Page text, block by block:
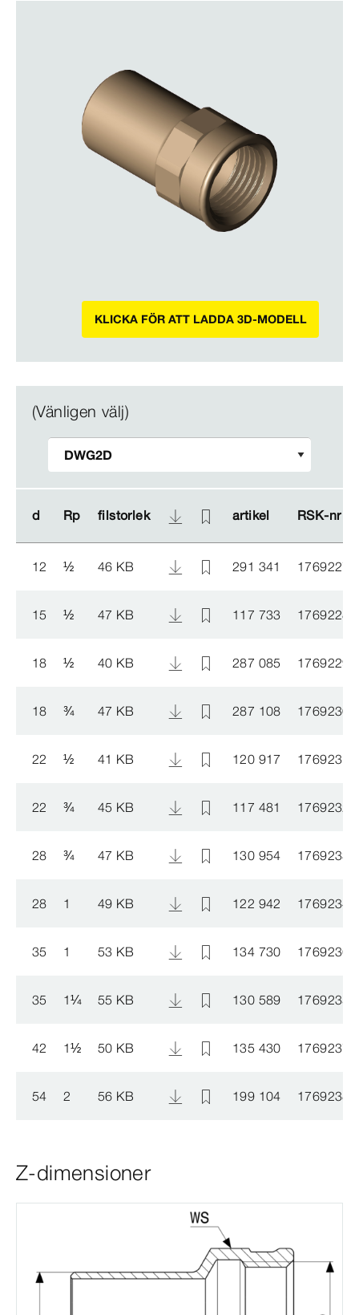
KLICKA FÖR ATT LADDA 3D-MODELL
(Vänligen välj)
d Rp filstorlek artikel RSK-​nr
d Rp filstorlek artikel RSK-​nr
12 ½ 46 KB 291 341 1769227
15 ½ 47 KB 117 733 1769228
18 ½ 40 KB 287 085 1769229
18 ¾ 47 KB 287 108 1769230
22 ½ 41 KB 120 917 1769231
22 ¾ 45 KB 117 481 1769232
28 ¾ 47 KB 130 954 1769233
28 1 49 KB 122 942 1769234
35 1 53 KB 134 730 1769236
35 1¼ 55 KB 130 589 1769235
42 1½ 50 KB 135 430 1769237
54 2 56 KB 199 104 1769238
Z-dimensioner